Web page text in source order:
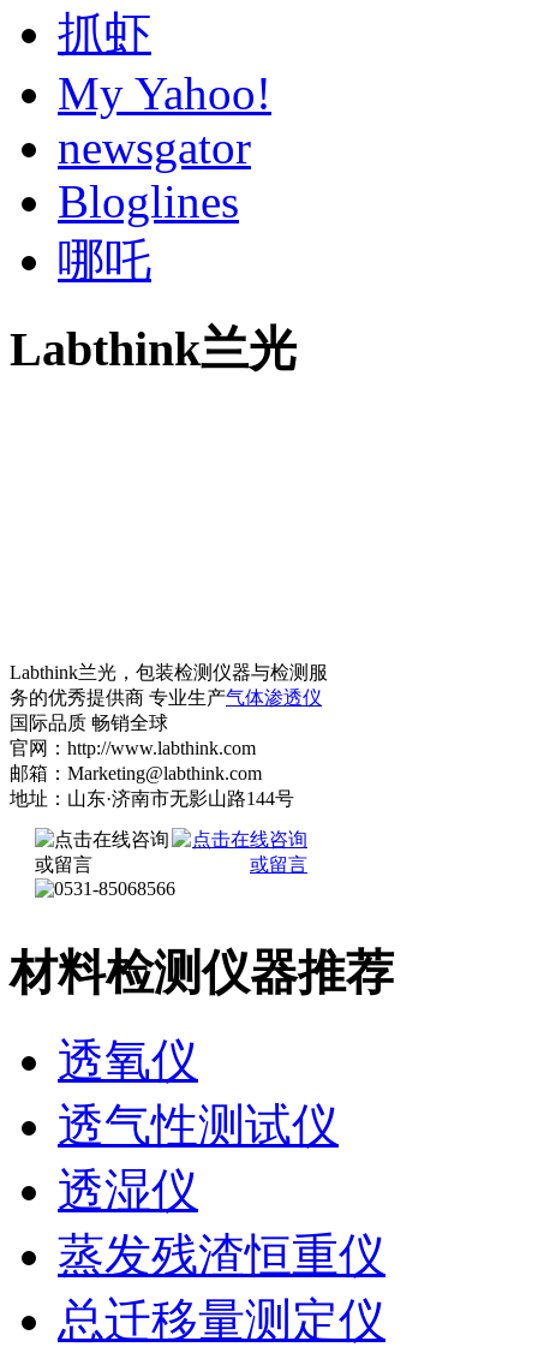
抓虾
My Yahoo!
newsgator
Bloglines
哪吒
Labthink兰光
Labthink兰光，包装检测仪器与检测服
务的优秀提供商 专业生产气体渗透仪
国际品质 畅销全球
官网：http://www.labthink.com
邮箱：Marketing@labthink.com
地址：山东·济南市无影山路144号
材料检测仪器推荐
透氧仪
透气性测试仪
透湿仪
蒸发残渣恒重仪
总迁移量测定仪